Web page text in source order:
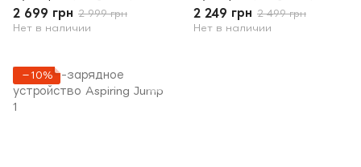
2 699 грн 2 999 грн
Нет в наличии
2 249 грн 2 499 грн
Нет в наличии
−10%